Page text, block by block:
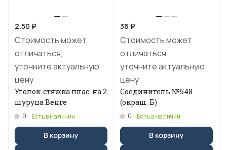
2.50 ₽
Стоимость может
отличаться,
уточните актуальную
цену
Уголок-стяжка плас. на 2
шурупа Венге
0 Есть в наличии
В корзину
36 ₽
Стоимость может
отличаться,
уточните актуальную
цену
Соединитель №548
(окраш. Б)
0 Есть в наличии
В корзину